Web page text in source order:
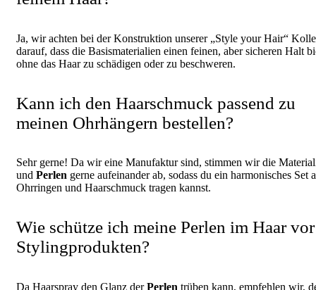
Ja, wir achten bei der Konstruktion unserer „Style your Hair“
darauf, dass die Basismaterialien einen feinen, aber sicheren Halt
ohne das Haar zu schädigen oder zu beschweren.
Kann ich den Haarschmuck passend zu
meinen Ohrhängern bestellen?
Sehr gerne! Da wir eine Manufaktur sind, stimmen wir die
und Perlen gerne aufeinander ab, sodass du ein harmonisches Set
Ohrringen und Haarschmuck tragen kannst.
Wie schütze ich meine Perlen im Haar vor
Stylingprodukten?
Da Haarspray den Glanz derPerlen trüben kann, empfehlen wir,